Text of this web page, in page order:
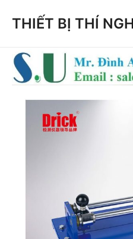
THIẾT BỊ THÍ